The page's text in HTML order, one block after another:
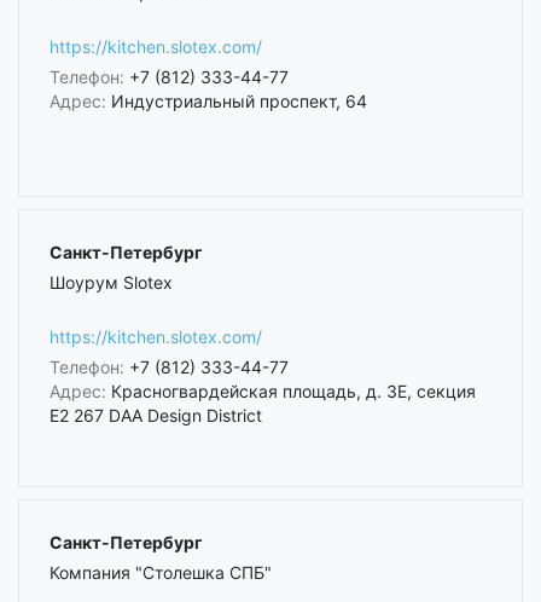
https://kitchen.slotex.com/
Телефон: +7 (812) 333-44-77
Адрес: Индустриальный проспект, 64
Санкт-Петербург
Шоурум Slotex
https://kitchen.slotex.com/
Телефон: +7 (812) 333-44-77
Адрес: Красногвардейская площадь, д. 3Е, секция
Е2 267 DAA Design District
Санкт-Петербург
Компания "Столешка СПБ"